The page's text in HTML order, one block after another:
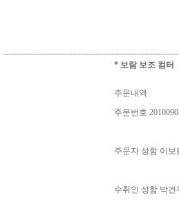
* 보람 보조 컴터
주문내역
주문번호
주문자 성함 이보
수취인 성함 박건